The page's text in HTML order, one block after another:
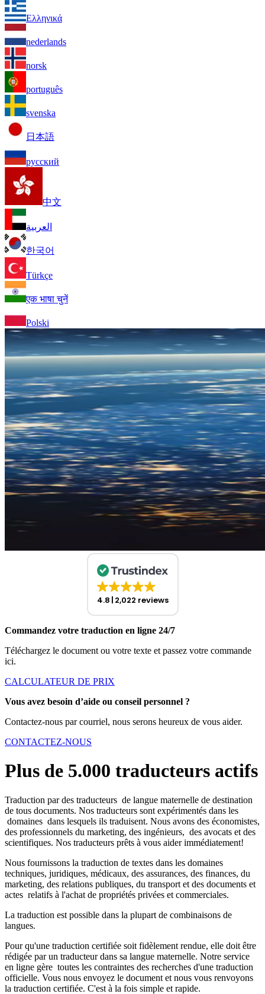
Ελληνικά
nederlands
norsk
português
svenska
日本語
русский
中文
العربية
한국어
Türkçe
एक भाषा चुनें
Polski
4.8 2,022 reviews
Commandez votre traduction en ligne 24/7
Téléchargez le document ou votre texte et passez votre commande
ici.
CALCULATEUR DE PRIX
Vous avez besoin d’aide ou conseil personnel ?
Contactez-nous par courriel, nous serons heureux de vous aider.
CONTACTEZ-NOUS
Plus de 5.000 traducteurs actifs
Traduction par des traducteurs de langue maternelle de destination
de tous documents. Nos traducteurs sont expérimentés dans les
domaines dans lesquels ils traduisent. Nous avons des économistes,
des professionnels du marketing, des ingénieurs, des avocats et des
scientifiques. Nos traducteurs prêts à vous aider immédiatement!
Nous fournissons la traduction de textes dans les domaines
techniques, juridiques, médicaux, des assurances, des finances, du
marketing, des relations publiques, du transport et des documents et
actes relatifs à l'achat de propriétés privées et commerciales.
La traduction est possible dans la plupart de combinaisons de
langues.
Pour qu'une traduction certifiée soit fidèlement rendue, elle doit être
rédigée par un traducteur dans sa langue maternelle. Notre service
en ligne gère toutes les contraintes des recherches d'une traduction
officielle. Vous nous envoyez le document et nous vous renvoyons
la traduction certifiée. C'est à la fois simple et rapide.